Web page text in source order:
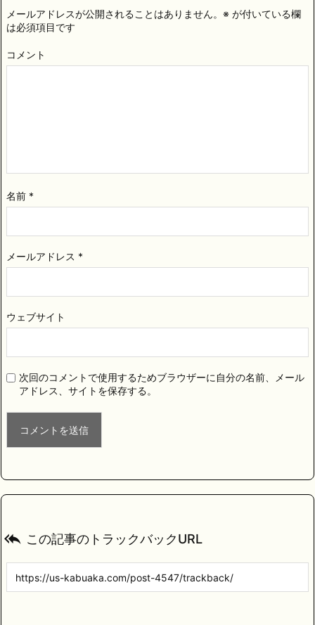
メールアドレスが公開されることはありません。 ※ が付いている欄
は必須項目です
コメント
名前 *
メールアドレス *
ウェブサイト
次回のコメントで使用するためブラウザーに自分の名前、メール
アドレス、サイトを保存する。
 この記事のトラックバックURL